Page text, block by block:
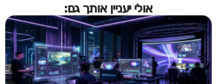
אולי יעניין אותך גם: